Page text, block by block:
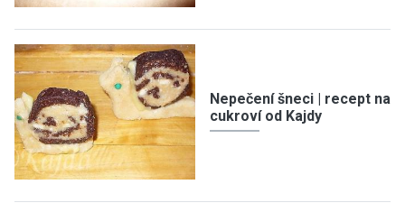
Nepečení šneci | recept na
cukroví od Kajdy